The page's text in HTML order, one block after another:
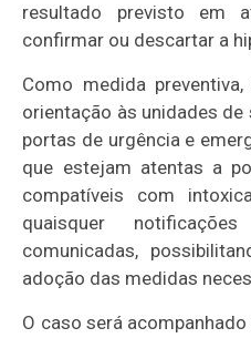
resultado previsto
confirmar ou descartar a
Como medida preventiva,
orientação às unidades de
portas de urgência e
que estejam atentas a
compatíveis com
quaisquer
comunicadas,
adoção das medidas
O caso será